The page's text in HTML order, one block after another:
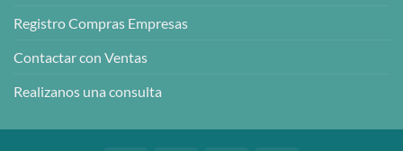
Registro Compras Empresas
Contactar con Ventas
Realizanos una consulta